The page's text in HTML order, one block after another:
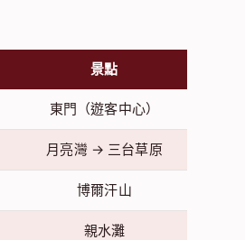
景點
東門（遊客中心）
月亮灣 → 三台草原
博爾汗山
親水灘